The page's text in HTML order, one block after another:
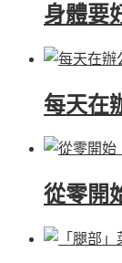
身體要
每天在
從零開